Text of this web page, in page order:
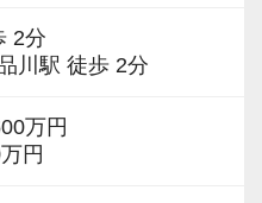
クラウド活用で業務
2分
川駅 徒歩 2分
万円
円